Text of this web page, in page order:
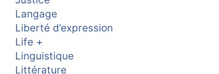
Langage
Liberté d’expression
Life +
Linguistique
Littérature